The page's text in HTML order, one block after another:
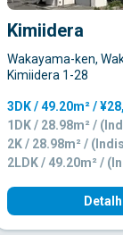
Kimiidera
Wakayama-ken,
Kimiidera 1-28
3DK / 49.20m² /
1DK / 28.98m² /
2K / 28.98m² /
2LDK / 49.20m² /